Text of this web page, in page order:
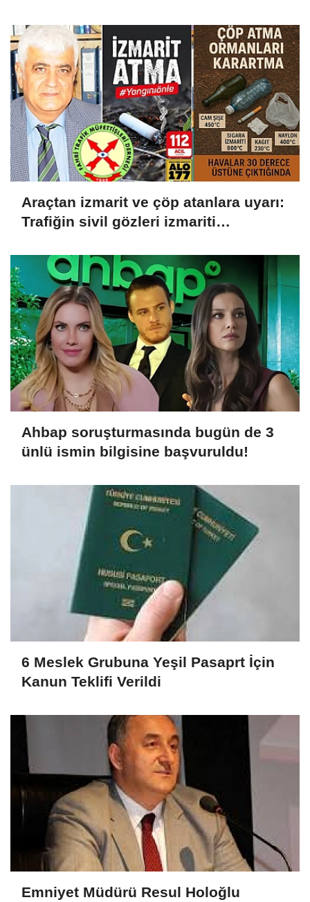
Hukuksuzdur’
Araçtan izmarit ve çöp atanlara uyarı:
Trafiğin sivil gözleri izmariti
Ahbap soruşturmasında bugün de 3
ünlü ismin bilgisine başvuruldu!
6 Meslek Grubuna Yeşil Pasaprt İçin
Kanun Teklifi Verildi
Emniyet Müdürü Resul Holoğlu